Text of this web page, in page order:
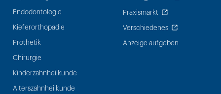
Endodontologie
Kieferorthopädie
Prothetik
Chirurgie
Kinderzahnheilkunde
Alterszahnheilkunde
Praxismarkt
Verschiedenes
Anzeige aufgeben